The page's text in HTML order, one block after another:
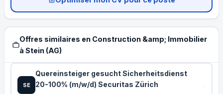
Offres similaires en Construction &amp; Immobilier
à Stein (AG)
SE
Quereinsteiger gesucht Sicherheitsdienst
20-100% (m/w/d) Securitas Zürich